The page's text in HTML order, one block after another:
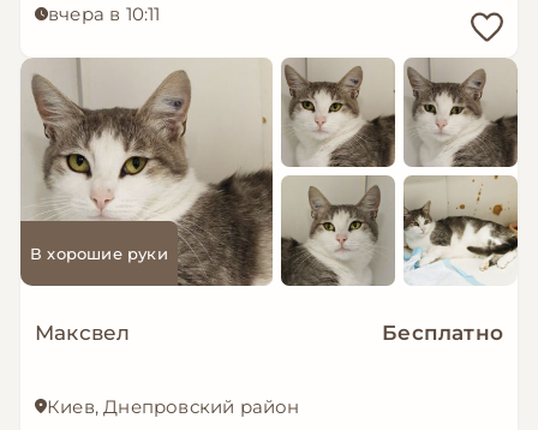
вчера в 10:11
В хорошие руки
Максвел Бесплатно
Киев, Днепровский район